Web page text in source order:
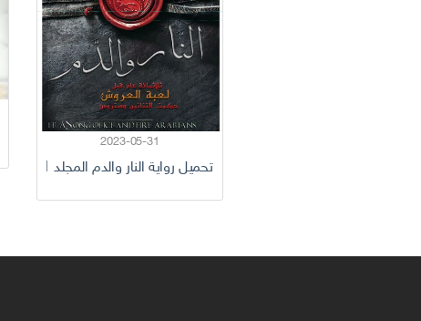
2023-05-31
تحميل رواية النار والدم المجلد 1 الجزء 2 جورج ر. ر. مارتن pdf